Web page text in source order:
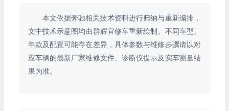
本文依据奔驰相关技术资料进行归纳与重新编排，
文中技术示意图均由群辉宜修车重新绘制。不同车型、
年款及配置可能存在差异，具体参数与维修步骤请以对
应车辆的最新厂家维修文件、诊断仪提示及实车测量结
果为准。